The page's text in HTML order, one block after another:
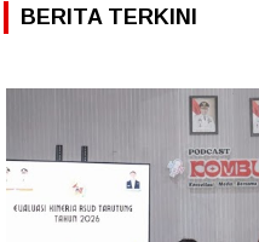
BERITA TERKINI